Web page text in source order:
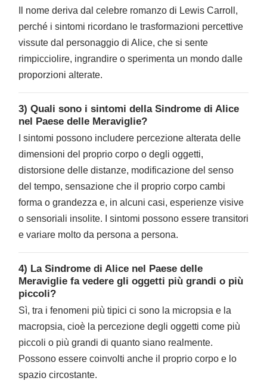
Il nome deriva dal celebre romanzo di Lewis Carroll,
perché i sintomi ricordano le trasformazioni percettive
vissute dal personaggio di Alice, che si sente
rimpicciolire, ingrandire o sperimenta un mondo dalle
proporzioni alterate.
3) Quali sono i sintomi della Sindrome di Alice
nel Paese delle Meraviglie?
I sintomi possono includere percezione alterata delle
dimensioni del proprio corpo o degli oggetti,
distorsione delle distanze, modificazione del senso
del tempo, sensazione che il proprio corpo cambi
forma o grandezza e, in alcuni casi, esperienze visive
o sensoriali insolite. I sintomi possono essere transitori
e variare molto da persona a persona.
4) La Sindrome di Alice nel Paese delle
Meraviglie fa vedere gli oggetti più grandi o più
piccoli?
Sì, tra i fenomeni più tipici ci sono la micropsia e la
macropsia, cioè la percezione degli oggetti come più
piccoli o più grandi di quanto siano realmente.
Possono essere coinvolti anche il proprio corpo e lo
spazio circostante.